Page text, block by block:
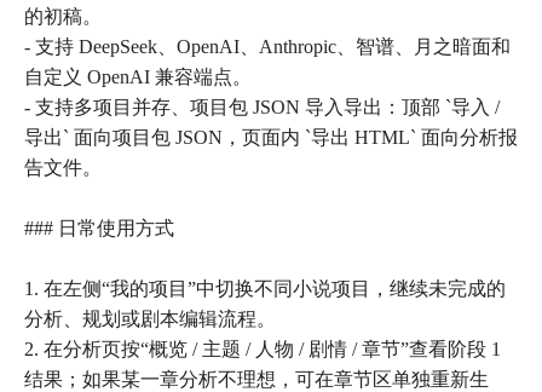
的初稿。
- 支持 DeepSeek、OpenAI、Anthropic、智谱、月之暗面和
自定义 OpenAI 兼容端点。
- 支持多项目并存、项目包 JSON 导入导出：顶部 `导入 /
导出` 面向项目包 JSON，页面内 `导出 HTML` 面向分析报
告文件。
### 日常使用方式
1. 在左侧“我的项目”中切换不同小说项目，继续未完成的
分析、规划或剧本编辑流程。
2. 在分析页按“概览 / 主题 / 人物 / 剧情 / 章节”查看阶段 1
结果；如果某一章分析不理想，可在章节区单独重新生